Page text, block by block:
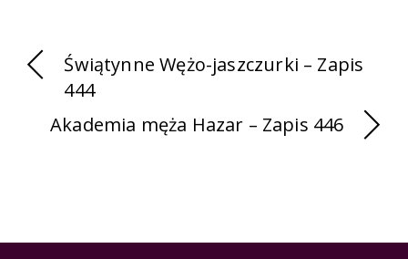
Świątynne Wężo-jaszczurki – Zapis
444
Akademia męża Hazar – Zapis 446